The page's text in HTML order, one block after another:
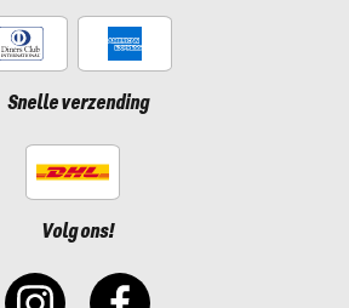
Snelle verzending
Volg ons!